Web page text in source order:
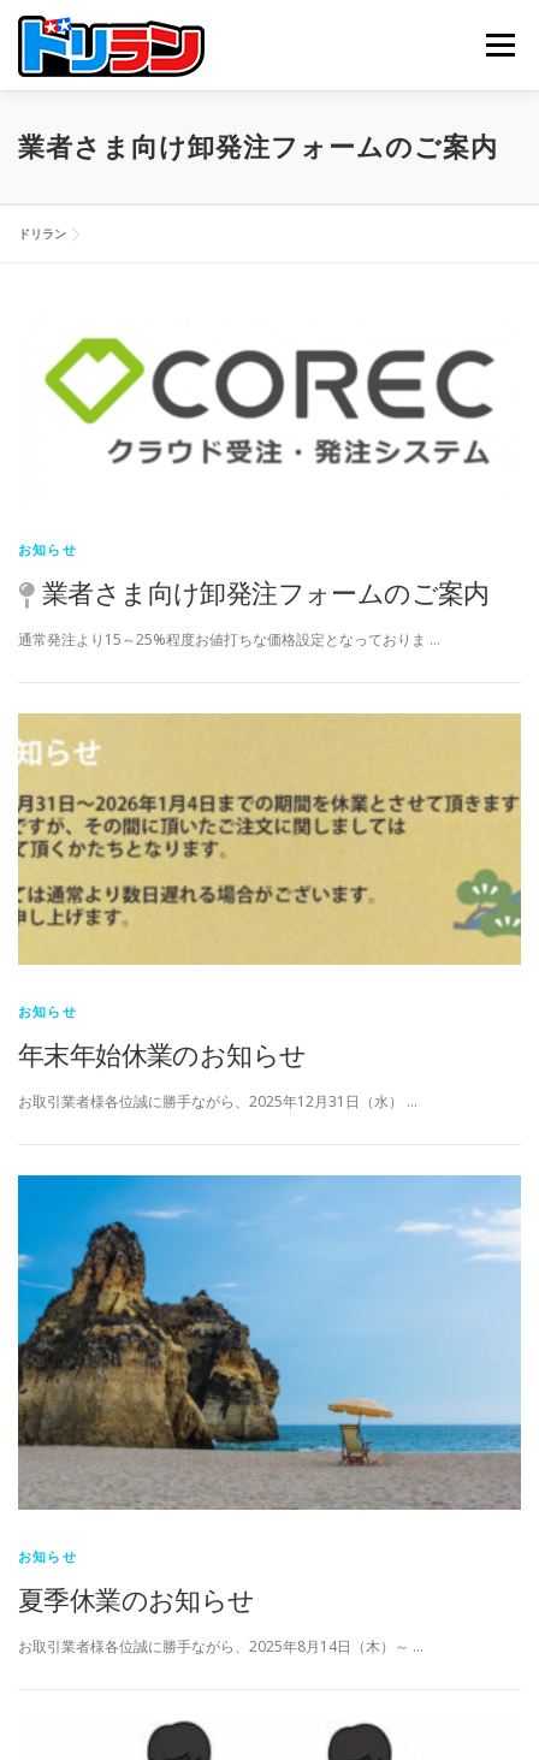
メニュー
TOP ABOUT US NEWS CONTACT
業者さま向け卸発注フォームのご案内
ドリラン
お知らせ
業者さま向け卸発注フォームのご案内
通常発注より15～25%程度お値打ちな価格設定となっておりま …
お知らせ
年末年始休業のお知らせ
お取引業者様各位誠に勝手ながら、2025年12月31日（水） …
お知らせ
夏季休業のお知らせ
お取引業者様各位誠に勝手ながら、2025年8月14日（木）～ …